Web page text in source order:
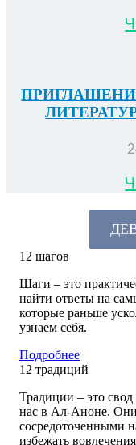
12 шагов
Шаги – это
найти ответы на
которые раньше
узнаем себя.
Подробнее
12 традиций
Традиции – это
нас в Ал-Аноне. Они
сосредоточенными
избежать